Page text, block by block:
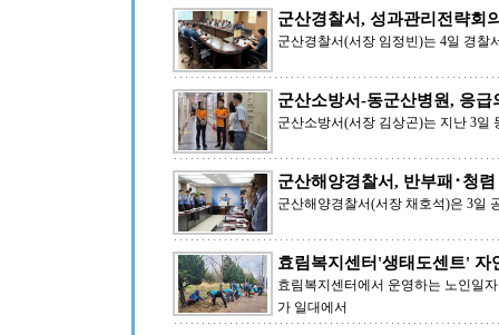
군산경찰서, 성과관리전략회
군산경찰서(서장 임정빈)는 4일 경찰
군산소방서-동군산병원, 응급
군산소방서(서장 김상곤)는 지난 3일
군산해양경찰서, 반부패･청
군산해양경찰서(서장 채호석)은 3일
효림복지센터'생태도센트' 자
효림복지센터에서 운영하는 노인일
가 일대에서